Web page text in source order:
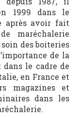
1999 dans le
après avoir fait
maréchalerie
des boiteries
de la
le cadre de
en France et
magazines et
dans les